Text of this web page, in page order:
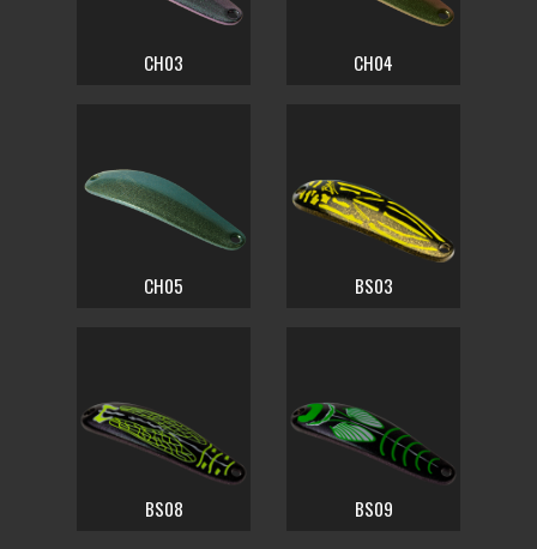
CH03 CH04
CH05 BS03
BS08 BS09